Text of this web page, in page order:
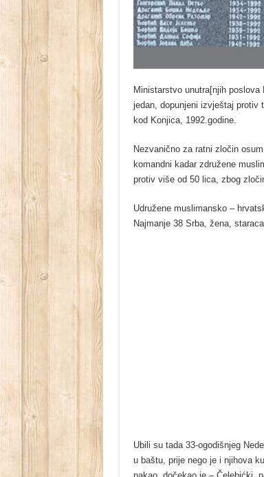
Ministarstvo unutra[njih
jedan, dopunjeni izvještaj protiv
kod Konjica, 1992.godine.
Nezvanično za ratni zločin
komandni kadar združene
protiv više od 50 lica, zbog
Udružene muslimansko –
Najmanje 38 Srba, žena,
Ubili su tada 33-ogodišnjeg
u baštu, prije nego je i njihova